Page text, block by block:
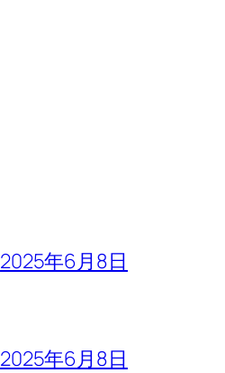
2025年6月8日
2025年6月8日